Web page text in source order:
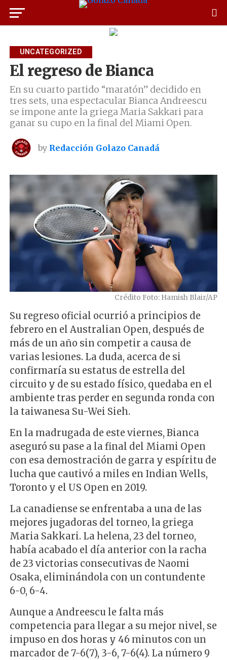
UNCATEGORIZED
El regreso de Bianca
En su cuarto partido “maratón” decidido en
tres sets, una espectacular Bianca Andreescu
se impone ante la griega Maria Sakkari para
ganar su cupo en la final del Miami Open.
by Redacción Golazo Canadá
Crédito Foto: Hamish Blair/AP
Su regreso oficial ocurrió a principios de
febrero en el Australian Open, después de
más de un año sin competir a causa de
varias lesiones. La duda, acerca de si
confirmaría su estatus de estrella del
circuito y de su estado físico, quedaba en el
ambiente tras perder en segunda ronda con
la taiwanesa Su-Wei Sieh.
En la madrugada de este viernes, Bianca
aseguró su pase a la final del Miami Open
con esa demostración de garra y espíritu de
lucha que cautivó a miles en Indian Wells,
Toronto y el US Open en 2019.
La canadiense se enfrentaba a una de las
mejores jugadoras del torneo, la griega
Maria Sakkari. La helena, 23 del torneo,
había acabado el día anterior con la racha
de 23 victorias consecutivas de Naomi
Osaka, eliminándola con un contundente
6-0, 6-4.
Aunque a Andreescu le falta más
competencia para llegar a su mejor nivel, se
impuso en dos horas y 46 minutos con un
marcador de 7-6(7), 3-6, 7-6(4). La número 9